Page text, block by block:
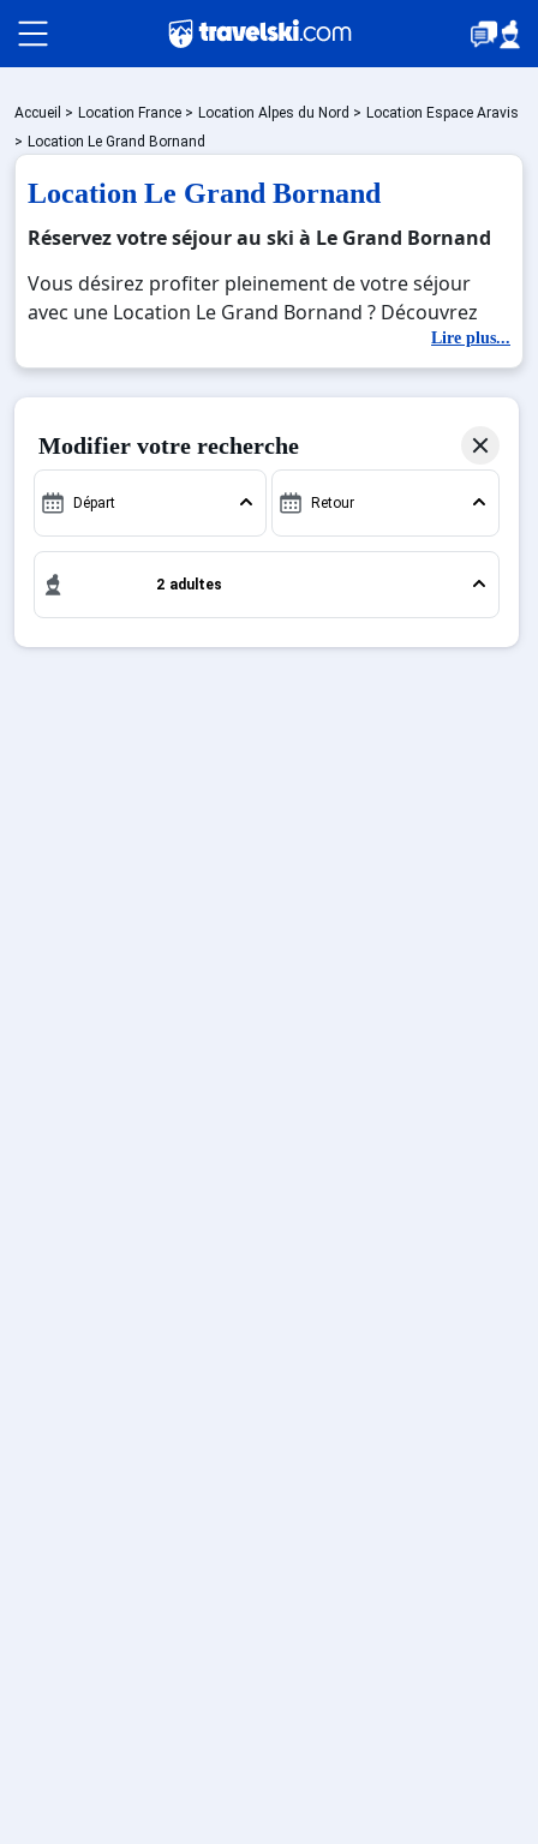
Packages
🚆Train de nuit
Stations
Hébergements
Bons plans
Sites CSE & Groupes
Français (FR)
Accueil > Location France > Location Alpes du Nord > Location Espace Aravis
> Location Le Grand Bornand
Location Le Grand Bornand
Réservez votre séjour au ski à Le Grand Bornand
Vous désirez profiter pleinement de votre séjour
avec une Location Le Grand Bornand ? Découvrez
nos offres de Location Le Grand Bornand pour skier
sans limite à noel, jour de l'an, février. Fermez les
yeux et imaginez… Profitez de votre Location Le
vous pourrez mêler les plaisirs de la glisse sur les
avec la beauté des paysages montagnards. Pour un
week-end ou pour 7 jours en Location Le Grand
Bornand , en famille ou entre amis, c'est l'occasion
parfaite pour créer des souvenirs uniques de vos
Lire plus...
Modifier votre recherche
Départ Retour
2 adultes